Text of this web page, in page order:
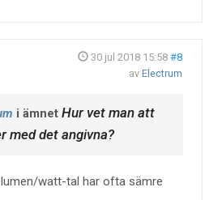
30 jul 2018 15:58 #8
av Electrum
i ämnet Hur vet man att
med det angivna?
watt-tal har ofta sämre